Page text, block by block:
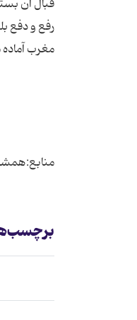
قبال آن
رفع و دفع